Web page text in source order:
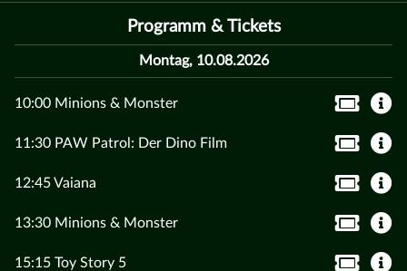
Programm & Tickets
Montag, 10.08.2026
10:00 Minions & Monster
11:30 PAW Patrol: Der Dino Film
12:45 Vaiana
13:30 Minions & Monster
15:15 Toy Story 5